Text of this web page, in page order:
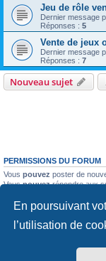
En poursuivant
l’utilisation de
Jeu de rôle
Dernier message
Réponses : 5
Vente de jeux
Dernier message
Réponses : 7
Nouveau sujet
PERMISSIONS DU FORUM
Vous pouvez poster de
Vouspouvezrépondre aux
Vousne pouvez pas
ne pouvez pas joindre